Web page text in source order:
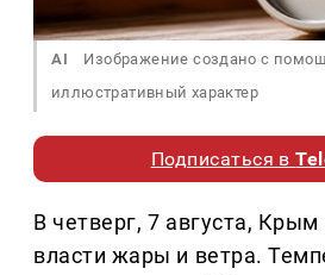
AI
Изображение создано с
иллюстративный характер
Подписаться в
В четверг, 7 августа,
власти жары и ветра.